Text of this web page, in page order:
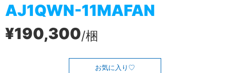
AJ1QWN-11MAFAN
¥190,300/梱
お気に入り